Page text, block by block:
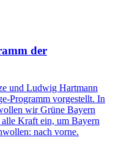
der
und Ludwig Hartmann
Programm vorgestellt. In
wir Grüne Bayern
Kraft ein, um Bayern
nach vorne.